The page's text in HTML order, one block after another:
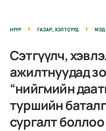
НҮҮР ГАЗАР, ХЭЛТСҮҮД
Сэтгүүлч,
ажилтнуудад
“нийгмийн
туршийн
сургалт боллоо